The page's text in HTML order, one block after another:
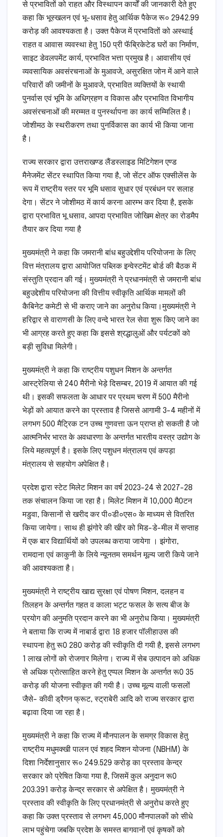
से प्रभावितों को राहत और विस्थापन कार्यों की जानकारी देते हुए
कहा कि भूस्खलन एवं भू-धसाव हेतु आर्थिक पैकेज रू० 2942.99
करोड़ की आवश्यकता है। उक्त पैकेज में प्रभावितों को अस्थाई
राहत व आवास व्यवस्था हेतु 150 प्री फॅब्रिकेटेड घरों का निर्माण,
साइट डेवलपमेंट कार्य, प्रभावित भत्ता प्रमुख है। आवासीय एवं
व्यवसायिक अवसंरचनाओं के मुआवजे, असुरक्षित जोन में आने वाले
परिवारों की जमीनों के मुआवजे, प्रभावित व्यक्तियों के स्थायी
पुनर्वास एवं भूमि के अधिग्रहण व विकास और प्रभावित विभागीय
अवसंरचनाओं की मरम्मत व पुनर्स्थापना का कार्य सम्मिलित है।
जोशीमठ के स्थरीकरण तथा पुनर्विकास का कार्य भी किया जाना
है।
राज्य सरकार द्वारा उत्तराखण्ड लैंडस्लाइड मिटिगेशन एण्ड
मैनेजमेंट सेंटर स्थापित किया गया है, जो सेंटर ऑफ एक्सीलेंस के
रूप में राष्ट्रीय स्तर पर भूमि धसाव सुधार एवं प्रबंधन पर सलाह
देगा। सेंटर ने जोशीमठ में कार्य करना आरम्भ कर दिया है, इसके
द्वारा प्रभावित भू धसाव, आपदा प्रभावित जोखिम क्षेत्र का रोडमैप
तैयार कर दिया गया है
मुख्यमंत्री ने कहा कि जमरानी बांध बहुउद्देशीय परियोजना के लिए
वित्त मंत्रालय द्वारा आयोजित पब्लिक इन्वेस्टमेंट बोर्ड की बैठक में
संस्तुति प्रदान की गई। मुख्यमंत्री ने प्रधानमंत्री से जमरानी बांध
बहुउद्देशीय परियोजना की वित्तीय स्वीकृति आर्थिक मामलों की
कैबिनेट कमेटी से भी कराए जाने का अनुरोध किया।मुख्यमंत्री ने
हरिद्वार से वाराणसी के लिए वन्दे भारत रेल सेवा शुरू किए जाने का
भी आग्रह करते हुए कहा कि इससे श्रद्धालुओं और पर्यटकों को
बड़ी सुविधा मिलेगी।
मुख्यमंत्री ने कहा कि राष्ट्रीय पशुधन मिशन के अन्तर्गत
आस्ट्रेलिया से 240 मैरीनो भेड़े दिसम्बर, 2019 में आयात की गई
थी। इसकी सफलता के आधार पर प्रथम चरण में 500 मैरीनो
भेड़ों को आयात करने का प्रस्ताव है जिससे आगामी 3-4 महीनों में
लगभग 500 मैट्रिक टन उच्च गुणवत्ता ऊन प्राप्त हो सकती है जो
आत्मनिर्भर भारत के अवधारणा के अन्तर्गत भारतीय वस्त्र उद्योग के
लिये महत्वपूर्ण है। इसके लिए पशुधन मंत्रालय एवं कपड़ा
मंत्रालय से सहयोग अपेक्षित है।
प्रदेश द्वारा स्टेट मिलेट मिशन का वर्ष 2023-24 से 2027-28
तक संचालन किया जा रहा है। मिलेट मिशन में 10,000 मै0टन
मडुवा, किसानों से खरीद कर पी०डी०एस० के माध्यम से वितरित
किया जायेगा। साथ ही झंगोरे की खीर को मिड-डे-मील में सप्ताह
में एक बार विद्यार्थियों को उपलब्ध कराया जायेगा । झंगोरा,
रामदाना एवं काकुनी के लिये न्यूनतम समर्थन मूल्य जारी किये जाने
की आवश्यकता है।
मुख्यमंत्री ने राष्ट्रीय खाद्य सुरक्षा एवं पोषण मिशन, दलहन व
तिलहन के अन्तर्गत गहत व काला भट्ट फसल के सत्य बीज के
प्रयोग की अनुमति प्रदान करने का भी अनुरोध किया। मुख्यमंत्री
ने बताया कि राज्य में नाबार्ड द्वारा 18 हजार पॉलीहाउस की
स्थापना हेतु रू0 280 करोड़ की स्वीकृति दी गयी है, इससे लगभग
1 लाख लोगों को रोजगार मिलेगा। राज्य में सेब उत्पादन को अधिक
से अधिक प्रोत्साहित करने हेतु एप्पल मिशन के अन्तर्गत रू0 35
करोड़ की योजना स्वीकृत की गयी है। उच्च मूल्य वाली फसलों
जैसे- कीवी ड्रैगन फ्रूट, स्ट्राबेरी आदि को राज्य सरकार द्वारा
बढ़ावा दिया जा रहा है।
मुख्यमंत्री ने कहा कि राज्य में मौनपालन के समग्र विकास हेतु
राष्ट्रीय मधुमक्खी पालन एवं शहद मिशन योजना (NBHM) के
दिशा निर्देशानुसार रू० 249.529 करोड़ का प्रस्ताव केन्द्र
सरकार को प्रेषित किया गया है, जिसमें कुल अनुदान रू0
203.391 करोड़ केन्द्र सरकार से अपेक्षित है। मुख्यमंत्री ने
प्रस्ताव की स्वीकृति के लिए प्रधानमंत्री से अनुरोध करते हुए
कहा कि उक्त प्रस्ताव से लगभग 45,000 मौनपालकों को सीधे
लाभ पहुंचेगा जबकि प्रदेश के समस्त बागवानों एवं कृषकों को